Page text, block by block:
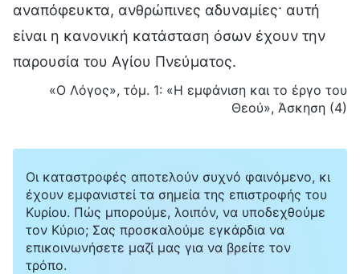
αναπόφευκτα, ανθρώπινες αδυναμίες· αυτή
είναι η κανονική κατάσταση όσων έχουν την
παρουσία του Αγίου Πνεύματος.
«Ο Λόγος», τόμ. 1: «Η εμφάνιση και το έργο του
Θεού», Άσκηση (4)
Οι καταστροφές αποτελούν συχνό φαινόμενο, κι
έχουν εμφανιστεί τα σημεία της επιστροφής του
Κυρίου. Πώς μπορούμε, λοιπόν, να υποδεχθούμε
τον Κύριο; Σας προσκαλούμε εγκάρδια να
επικοινωνήσετε μαζί μας για να βρείτε τον
τρόπο.